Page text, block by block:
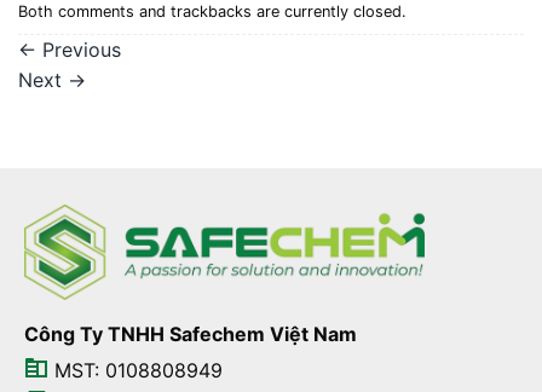
Both comments and trackbacks are currently closed.
← Previous
Next →
Công Ty TNHH Safechem Việt Nam
MST: 0108808949